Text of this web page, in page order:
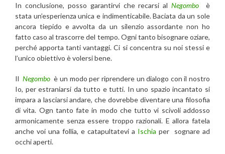
In conclusione, posso garantirvi che recarsi alNegombo è
stata un’esperienza unica e indimenticabile. Baciata da un sole
ancora tiepido e avvolta da un silenzio assordante non ho
fatto caso al trascorre del tempo. Ogni tanto bisognare oziare,
perché apporta tanti vantaggi. Ci si concentra su noi stessi e
l’unico obiettivo è volersi bene.
IlNegombo è un modo per riprendere un dialogo con il nostro
Io, per estraniarsi da tutto e tutti. In uno spazio incantato si
impara a lasciarsi andare, che dovrebbe diventare una filosofia
di vita. Ogn tanto fate in modo che tutto vi scivoli addosso
armonicamente senza essere troppo razionali. E allora fatela
anche voi una follia, e catapultatevi a Ischia per sognare ad
occhi aperti.